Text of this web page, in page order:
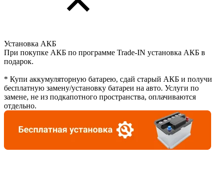
Установка АКБ
При покупке АКБ по программе Trade-IN установка АКБ в
подарок.
* Купи аккумуляторную батарею, сдай старый АКБ и получи
бесплатную замену/установку батареи на авто. Услуги по
замене, не из подкапотного пространства, оплачиваются
отдельно.